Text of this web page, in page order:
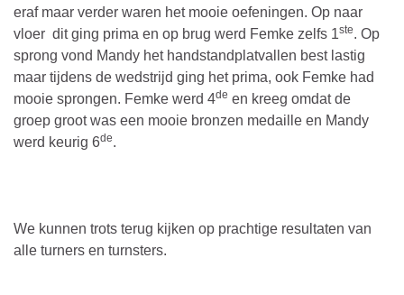
eraf maar verder waren het mooie oefeningen. Op naar
vloer dit ging prima en op brug werd Femke zelfs 1ste. Op
sprong vond Mandy het handstandplatvallen best lastig
maar tijdens de wedstrijd ging het prima, ook Femke had
mooie sprongen. Femke werd 4de en kreeg omdat de
groep groot was een mooie bronzen medaille en Mandy
werd keurig 6de.
We kunnen trots terug kijken op prachtige resultaten van
alle turners en turnsters.